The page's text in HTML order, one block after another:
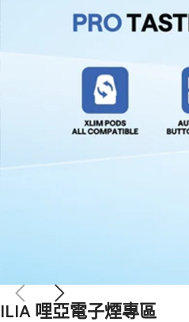
ILIA 哩亞電子煙專區